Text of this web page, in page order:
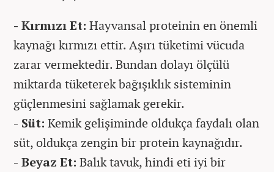
- Kırmızı Et: Hayvansal proteinin en önemli
kaynağı kırmızı ettir. Aşırı tüketimi vücuda
zarar vermektedir. Bundan dolayı ölçülü
miktarda tüketerek bağışıklık sisteminin
güçlenmesini sağlamak gerekir.
- Süt: Kemik gelişiminde oldukça faydalı olan
süt, oldukça zengin bir protein kaynağıdır.
- Beyaz Et: Balık tavuk, hindi eti iyi bir